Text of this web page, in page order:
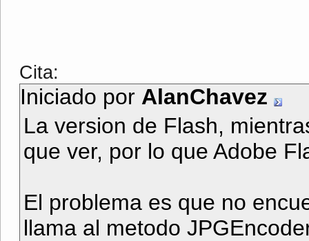
Cita:
Iniciado por AlanChavez
La version de Flash,
que ver, por lo que Adobe
El problema es que no
llama al metodo